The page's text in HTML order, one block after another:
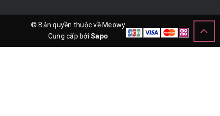
© Bản quyền thuộc về Meowy
Cung cấp bởiSapo